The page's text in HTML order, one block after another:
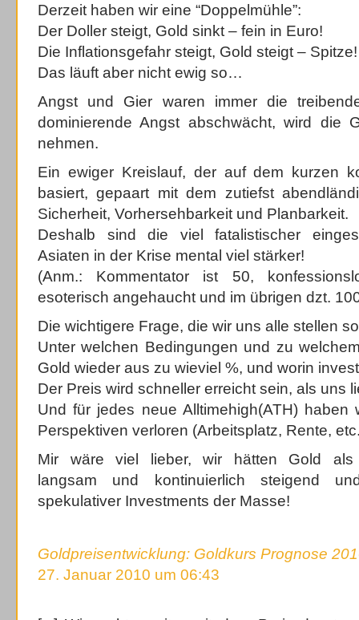
Derzeit haben wir eine “Doppelmühle”:
Der Doller steigt, Gold sinkt – fein in Euro!
Die Inflationsgefahr steigt, Gold steigt – Spitze!
Das läuft aber nicht ewig so…
Angst und Gier waren immer die
dominierende Angst abschwächt, wird die
nehmen.
Ein ewiger Kreislauf, der auf dem kurzen
basiert, gepaart mit dem zutiefst
Sicherheit, Vorhersehbarkeit und Planbarkeit.
Deshalb sind die viel fatalistischer
Asiaten in der Krise mental viel stärker!
(Anm.: Kommentator ist 50,
esoterisch angehaucht und im übrigen dzt.
Die wichtigere Frage, die wir uns alle stellen
Unter welchen Bedingungen und zu
Gold wieder aus zu wieviel %, und worin
Der Preis wird schneller erreicht sein, als uns
Und für jedes neue Alltimehigh(ATH) haben
Perspektiven verloren (Arbeitsplatz, Rente,
Mir wäre viel lieber, wir hätten Gold als
langsam und kontinuierlich steigend
spekulativer Investments der Masse!
Goldpreisentwicklung: Goldkurs Prognose
27. Januar 2010 um 06:43